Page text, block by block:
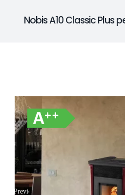
Nobis A10 Classic Plus
Previous